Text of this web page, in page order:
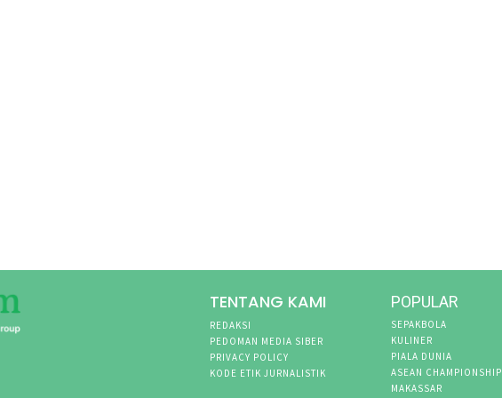
TENTANG KAMI
REDAKSI
PEDOMAN MEDIA SIBER
PRIVACY POLICY
KODE ETIK JURNALISTIK
POPULAR
SEPAKBOLA
KULINER
PIALA DUNIA
ASEAN CHAMPIONSHIP
MAKASSAR